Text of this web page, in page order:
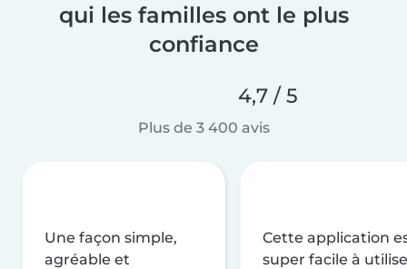
qui les familles ont le plus
confiance
4,7 / 5
Plus de 3 400 avis
Une façon simple,
agréable et
Cette application
super facile à